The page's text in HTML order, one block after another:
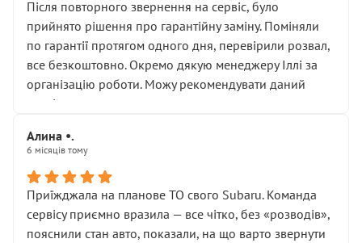
Після повторного звернення на сервіс, було
прийнято рішення про гарантійну заміну. Поміняли
по гарантії протягом одного дня, перевірили розвал,
все безкоштовно. Окремо дякую менеджеру Іллі за
організацію роботи. Можу рекомендувати даний
сервіс.
Алина •.
6 місяців тому
Приїжджала на планове ТО свого Subaru. Команда
сервісу приємно вразила — все чітко, без «розводів»,
пояснили стан авто, показали, на що варто звернути